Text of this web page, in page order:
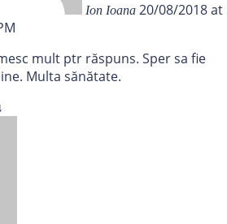
Ion Ioana 20/08/2018 at
mult ptr răspuns. Sper sa fie
Multa sănătate.